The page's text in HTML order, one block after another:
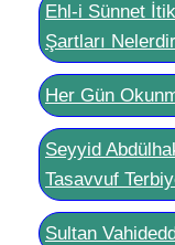
Ehl-i Sünnet
Şartları
Her Gün
Seyyid
Tasavvuf
Sultan